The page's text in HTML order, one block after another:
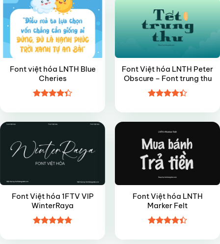
Font việt hóa LNTH Blue
Cheries
hạng4.35
5 sao
Font Việt hóa LNTH Peter
Obscure – Font trung thu
hạng4.4
5 sao
Font Việt hóa 1FTV VIP
WinterRaya
hạng4.85
Font Việt hóa LNTH
Marker Felt
hạng4.4